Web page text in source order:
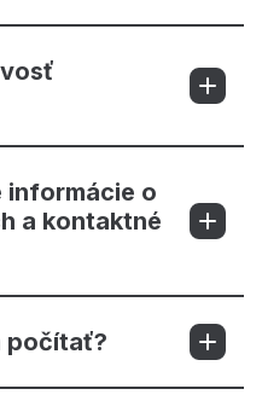
informácie o
a kontaktné
počítať?